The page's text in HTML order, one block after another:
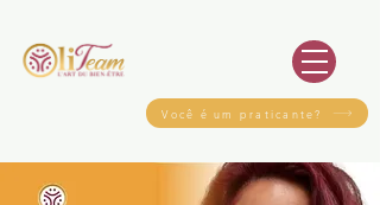
Você é um praticante?